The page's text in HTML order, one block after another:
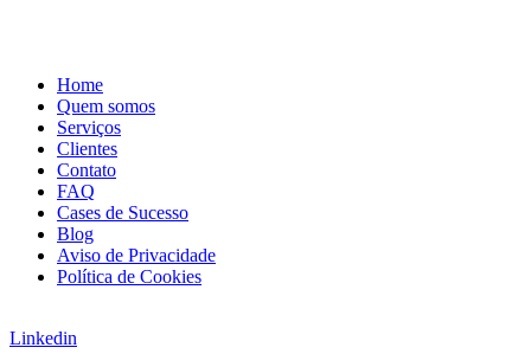
Home
Quem somos
Serviços
Clientes
Contato
FAQ
Cases de Sucesso
Blog
Aviso de Privacidade
Política de Cookies
Linkedin